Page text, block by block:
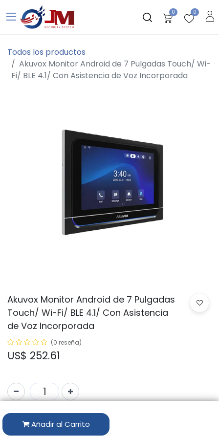
0 0
Todos los productos
Akuvox Monitor Android de 7 Pulgadas Touch/ Wi-
Fi/ BLE 4.1/ Con Asistencia de Voz Incorporada
Akuvox Monitor Android de 7 Pulgadas
Touch/ Wi-Fi/ BLE 4.1/ Con Asistencia
de Voz Incorporada
(0 reseña)
US$ 252.61
Añadir al Carrito
Solo 10 Uds. disponibles.